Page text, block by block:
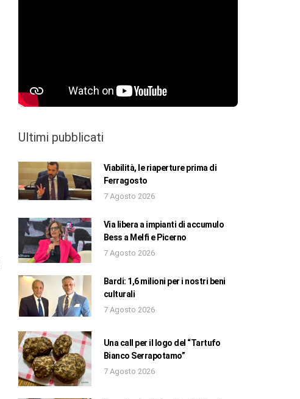
Ultimi pubblicati
Viabilità, le riaperture prima di
Ferragosto
7 Agosto 2026
Via libera a impianti di accumulo
Bess a Melfi e Picerno
7 Agosto 2026
Bardi: 1,6 milioni per i nostri beni
culturali
7 Agosto 2026
Una call per il logo del “Tartufo
Bianco Serrapotamo”
7 Agosto 2026